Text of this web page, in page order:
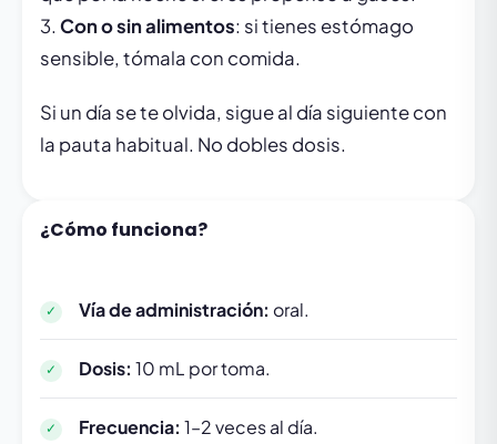
3. Con o sin alimentos: si tienes estómago
sensible, tómala con comida.
Si un día se te olvida, sigue al día siguiente con
la pauta habitual. No dobles dosis.
¿Cómo funciona?
Vía de administración: oral.
Dosis: 10 mL por toma.
Frecuencia: 1–2 veces al día.